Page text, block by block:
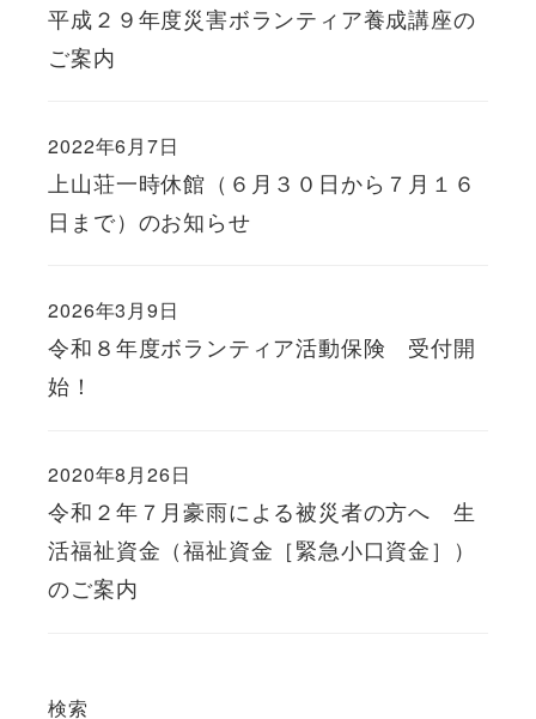
平成２９年度災害ボランティア養成講座の
ご案内
上山荘一時休館（６月３０日から７月１６
日まで）のお知らせ
2022年6月7日
令和８年度ボランティア活動保険 受付開
始！
2026年3月9日
令和２年７月豪雨による被災者の方へ 生
活福祉資金（福祉資金［緊急小口資金］）
のご案内
2020年8月26日
検索